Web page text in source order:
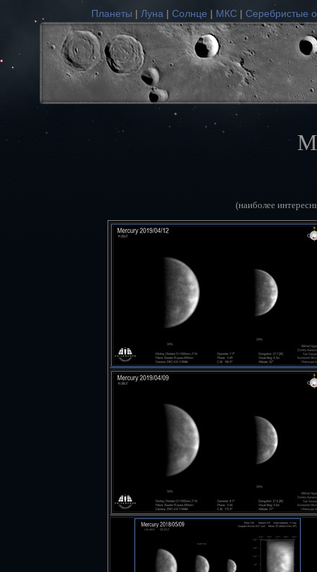
Планеты | Луна | Солнце | МКС | Серебристые
(наиболее